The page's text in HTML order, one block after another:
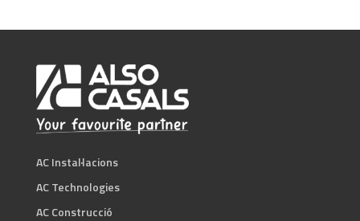
AC Instal·lacions
AC Technologies
AC Construcció